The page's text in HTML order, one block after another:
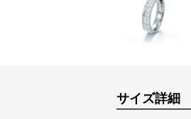
サイズ詳細